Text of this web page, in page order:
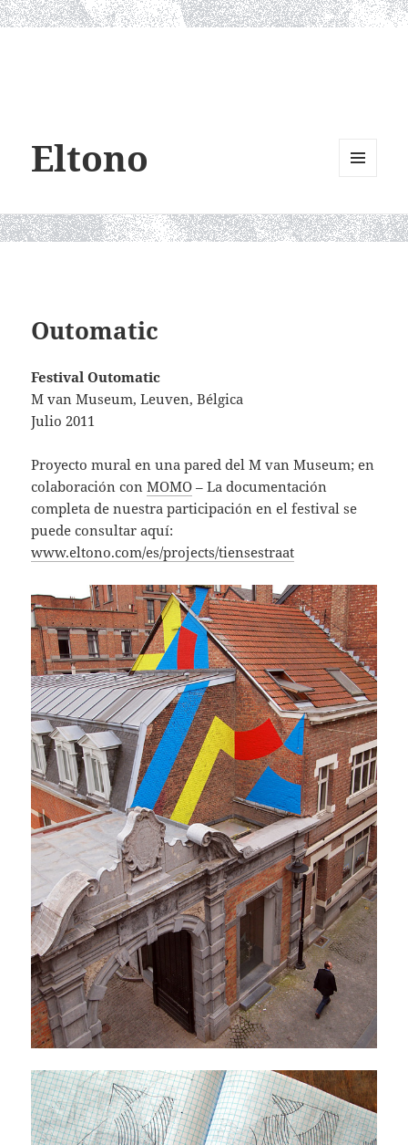
Eltono
WIDGETS
Outomatic
Festival Outomatic
M van Museum, Leuven, Bélgica
Julio 2011
Proyecto mural en una pared del M van Museum; en
colaboración con MOMO– La documentación
completa de nuestra participación en el festival se
puede consultar aquí:
www.eltono.com/es/projects/tiensestraat